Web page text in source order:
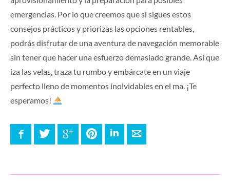
emergencias. Por lo que creemos que si sigues estos
consejos prácticos y priorizas las opciones rentables,
podrás disfrutar de una aventura de navegación memorable
sin tener que hacer una esfuerzo demasiado grande. Así que
iza las velas, traza tu rumbo y embárcate en un viaje
perfecto lleno de momentos inolvidables en el ma. ¡Te
esperamos!
FacebookTwitter Google+ PinterestLinkedInE-mail